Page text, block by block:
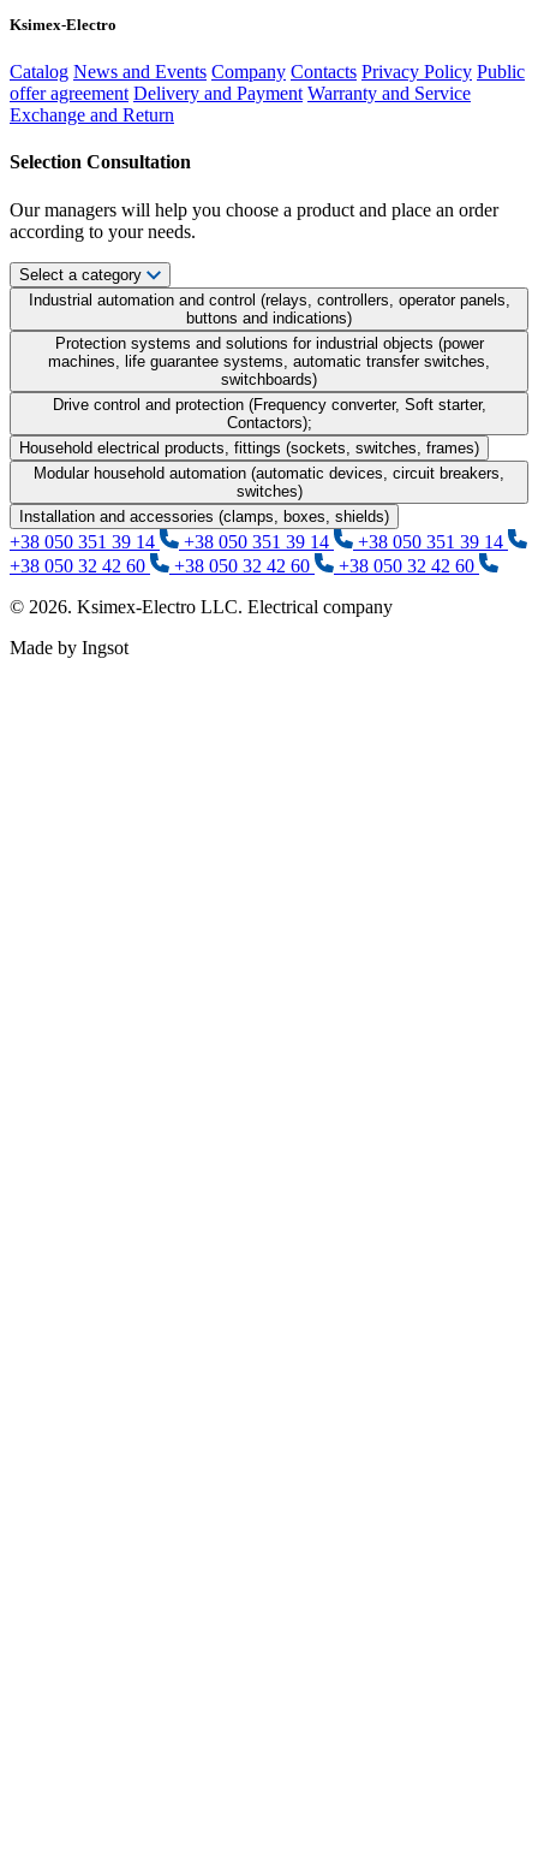
Ksimex-Electro
Catalog News and Events Company Contacts Privacy Policy Public
offer agreement Delivery and Payment Warranty and Service
Exchange and Return
Selection Consultation
Our managers will help you choose a product and place an order
according to your needs.
Select a category
Industrial automation and control (relays, controllers, operator panels,
buttons and indications)
Protection systems and solutions for industrial objects (power
machines, life guarantee systems, automatic transfer switches,
switchboards)
Drive control and protection (Frequency converter, Soft starter,
Contactors);
Household electrical products, fittings (sockets, switches, frames)
Modular household automation (automatic devices, circuit breakers,
switches)
Installation and accessories (clamps, boxes, shields)
+38 050 351 39 14 +38 050 351 39 14
+38 050 351 39 14
+38 050 32 42 60
+38 050 32 42 60
+38 050 32 42 60
© 2026. Ksimex-Electro LLC. Electrical company
Made by Ingsot